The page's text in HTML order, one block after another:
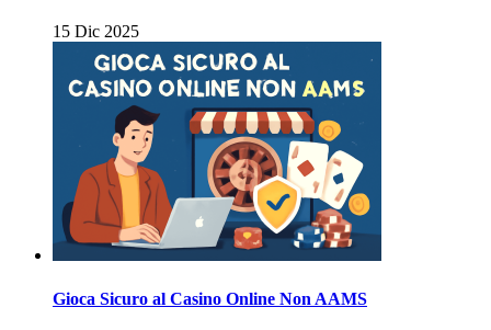
15 Dic 2025
Gioca Sicuro al Casino Online Non AAMS